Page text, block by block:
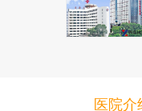
医院介